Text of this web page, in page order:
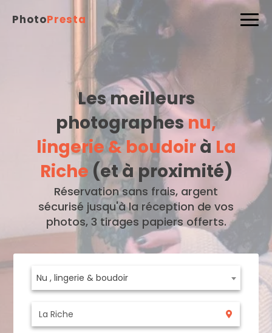
PhotoPresta
Les meilleurs
photographesnu,
lingerie & boudoirà La
Riche (et à proximité)
Réservation sans frais, argent
sécurisé jusqu'à la réception de vos
photos, 3 tirages papiers offerts.
Nu , lingerie & boudoir